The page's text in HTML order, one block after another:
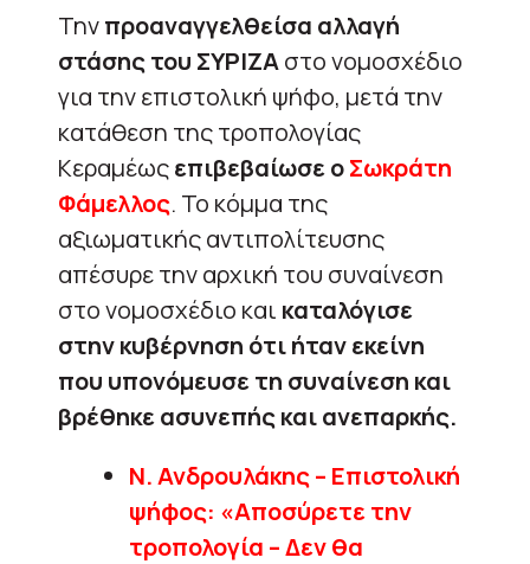
Τηνπροαναγγελθείσα αλλαγή
στάσης του ΣΥΡΙΖΑστο νομοσχέδιο
για την επιστολική ψήφο, μετά την
κατάθεση της τροπολογίας
Κεραμέωςεπιβεβαίωσε οΣωκράτη
Φάμελλος. Το κόμμα της
αξιωματικής αντιπολίτευσης
απέσυρε την αρχική του συναίνεση
στο νομοσχέδιο και καταλόγισε
στην κυβέρνηση ότι ήταν εκείνη
που υπονόμευσε τη συναίνεση και
βρέθηκε ασυνεπής και ανεπαρκής.
Ν. Ανδρουλάκης – Επιστολική
ψήφος: «Αποσύρετε την
τροπολογία – Δεν θα